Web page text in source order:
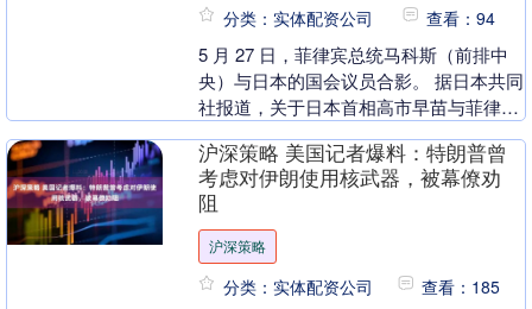
分类：实体配资公司 查看：94
5 月 27 日，菲律宾总统马科斯（前排中
央）与日本的国会议员合影。 据日本共同
社报道，关于日本首相高市早苗与菲律宾
联合....
沪深策略 美国记者爆料：特朗普曾
考虑对伊朗使用核武器，被幕僚劝
阻
沪深策略
分类：实体配资公司 查看：185